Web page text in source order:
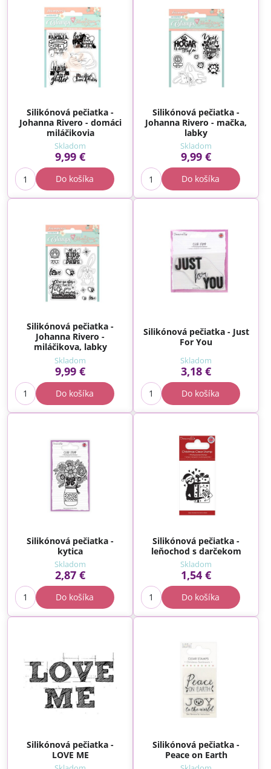
Silikónová pečiatka -
Johanna Rivero - domáci
miláčikovia
Skladom
9,99 €
Do košíka
Silikónová pečiatka -
Johanna Rivero - mačka,
labky
Skladom
9,99 €
Do košíka
Silikónová pečiatka -
Johanna Rivero -
miláčikova, labky
Skladom
9,99 €
Do košíka
Silikónová pečiatka - Just
For You
Skladom
3,18 €
Do košíka
Silikónová pečiatka -
kytica
Skladom
2,87 €
Do košíka
Silikónová pečiatka -
leňochod s darčekom
Skladom
1,54 €
Do košíka
Silikónová pečiatka -
LOVE ME
Silikónová pečiatka -
Peace on Earth